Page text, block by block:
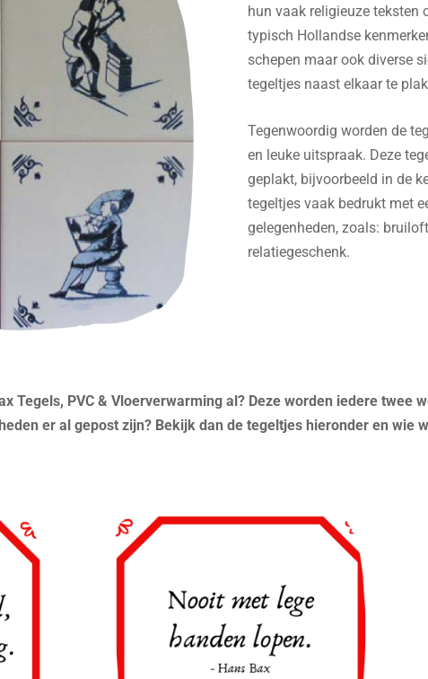
hun vaak religieuze teksten
typisch Hollandse
schepen maar ook diverse
tegeltjes naast elkaar te
Tegenwoordig worden de
en leuke uitspraak. Deze
geplakt, bijvoorbeeld in de
tegeltjes vaak bedrukt met
gelegenheden, zoals:
relatiegeschenk.
Tegels, PVC & Vloerverwarming al? Deze worden iedere twee
er al gepost zijn? Bekijk dan de tegeltjes hieronder en wie